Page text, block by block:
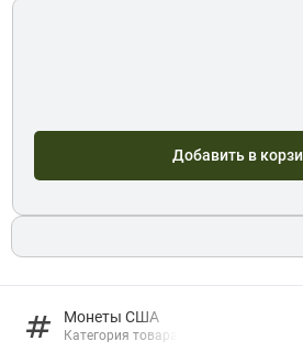
Монеты США
Категория товара
Добавить в